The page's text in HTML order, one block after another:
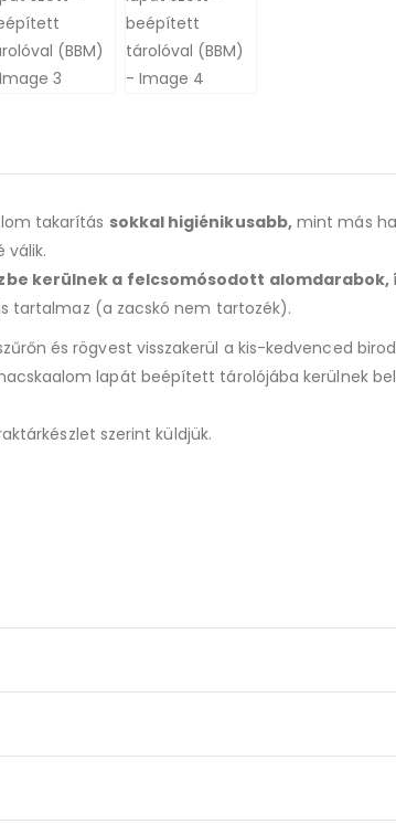
takarítás sokkal higiénikusabb,mint más
válik.
kerülnek a felcsomósodott
tartalmaz (a zacskó nem tartozék).
és rögvest visszakerül a kis-kedvenced
lapát beépített tárolójába kerülnek
szerint küldjük.